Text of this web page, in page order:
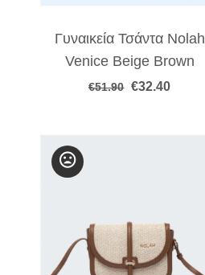
Γυναικεία Τσάντα Nolah
Venice Beige Brown
€51.90 Original
€32.40Η